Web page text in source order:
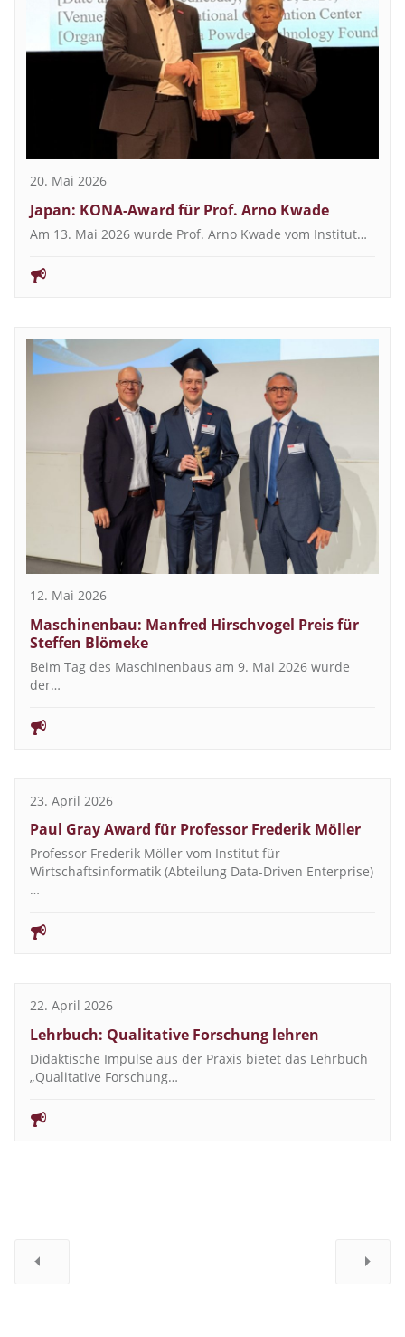
20. Mai 2026
Japan: KONA-Award für Prof. Arno Kwade
Am 13. Mai 2026 wurde Prof. Arno Kwade vom Institut…
12. Mai 2026
Maschinenbau: Manfred Hirschvogel Preis für
Steffen Blömeke
Beim Tag des Maschinenbaus am 9. Mai 2026 wurde
der…
23. April 2026
Paul Gray Award für Professor Frederik Möller
Professor Frederik Möller vom Institut für
Wirtschaftsinformatik (Abteilung Data-Driven Enterprise)
…
22. April 2026
Lehrbuch: Qualitative Forschung lehren
Didaktische Impulse aus der Praxis bietet das Lehrbuch
„Qualitative Forschung…